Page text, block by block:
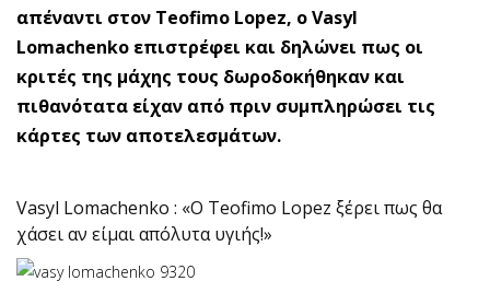
απέναντι στον Teofimo Lopez, o Vasyl
Lomachenko επιστρέφει και δηλώνει πως οι
κριτές της μάχης τους δωροδοκήθηκαν και
πιθανότατα είχαν από πριν συμπληρώσει τις
κάρτες των αποτελεσμάτων.
Vasyl Lomachenko : «Ο Teofimo Lopez ξέρει πως θα
χάσει αν είμαι απόλυτα υγιής!»